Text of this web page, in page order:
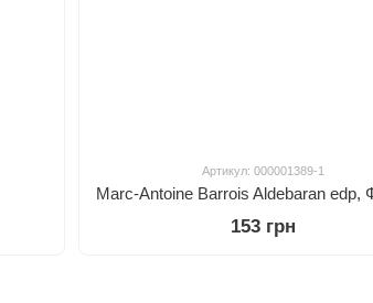
Артикул: 000001389-1
Marc-Antoine Barrois Aldebaran edp,
153 грн